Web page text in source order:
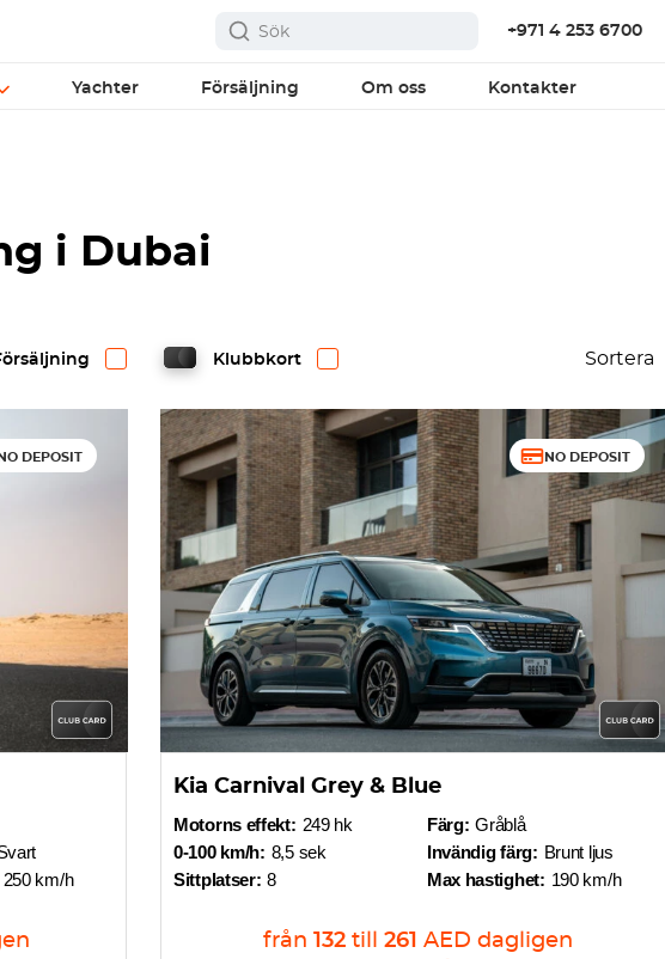
+971 4 253 6700
Yachter Försäljning Om oss Kontakter
i Dubai
Klubbkort Sortera
DEPOSIT
250 km/h
NO DEPOSIT
Kia Carnival Grey & Blue
Motorns effekt: 249 hk
0-100 km/h: 8,5 sek
Sittplatser: 8
Färg: Gråblå
Invändig färg: Brunt ljus
Max hastighet: 190 km/h
från 132 till 261 AED dagligen